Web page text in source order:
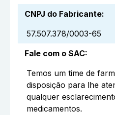
CNPJ do Fabricante:
57.507.378/0003-65
Fale com o SAC:
Temos um time de
disposição para lhe
qualquer
medicamentos.